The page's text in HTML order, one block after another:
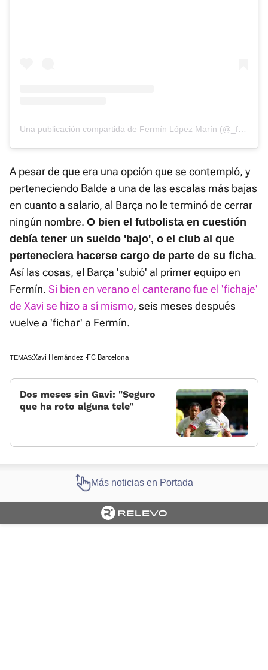
Una publicación compartida de Fermín López Marín (@_ferminlopez)
A pesar de que era una opción que se contempló, y
perteneciendo Balde a una de las escalas más bajas
en cuanto a salario, al Barça no le terminó de cerrar
ningún nombre. O bien el futbolista en cuestión
debía tener un sueldo 'bajo', o el club al que
perteneciera hacerse cargo de parte de su ficha.
Así las cosas, el Barça 'subió' al primer equipo en
Fermín. Si bien en verano el canterano fue el 'fichaje'
de Xavi se hizo a sí mismo, seis meses después
vuelve a 'fichar' a Fermín.
TEMAS:Xavi Hernández FC Barcelona
Dos meses sin Gavi: “Seguro
que ha roto alguna tele”
Más noticias en Portada